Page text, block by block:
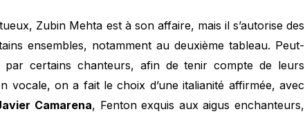
Zubin Mehta est à son affaire, mais il s’autorise des
ensembles, notamment au deuxième tableau. Peut-
certains chanteurs, afin de tenir compte de leurs
vocale, on a fait le choix d’une italianité affirmée, avec
Camarena, Fenton exquis aux aigus enchanteurs,